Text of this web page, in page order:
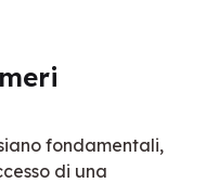
fondamentali,
di una